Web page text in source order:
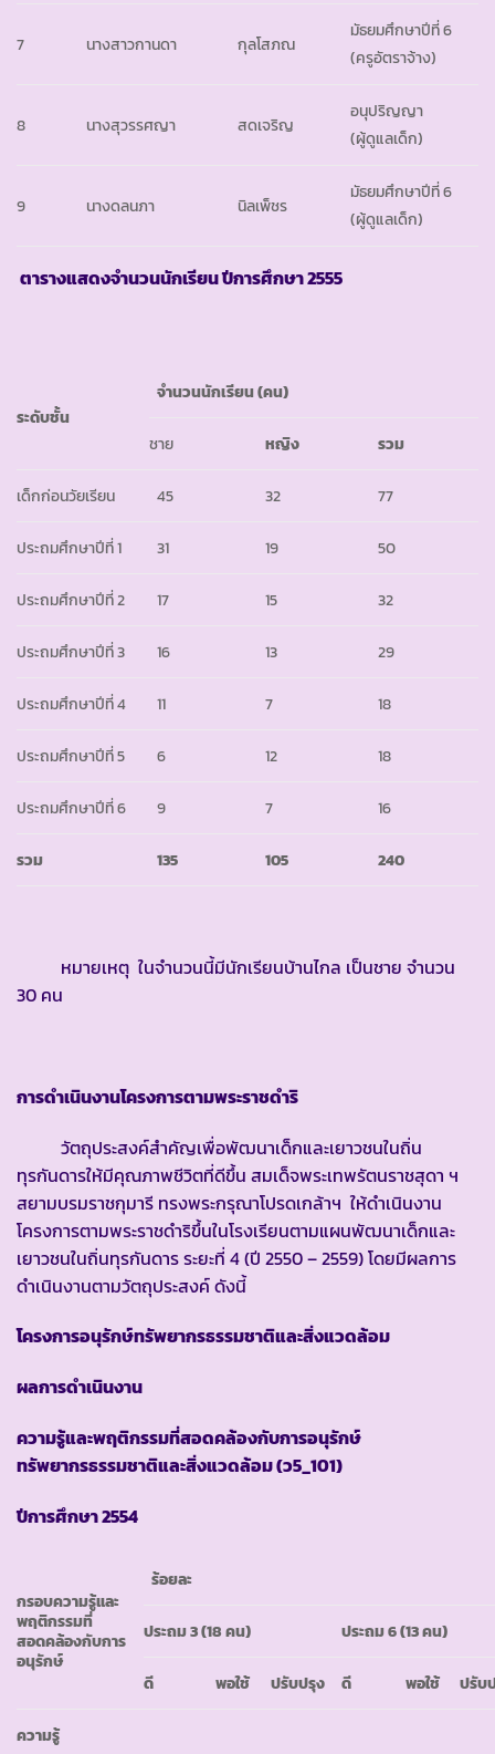
7 นางสาวกานดา กุลโสภณ
มัธยมศึกษาปีที่ 6
(ครูอัตราจ้าง)
8 นางสุวรรศญา สดเจริญ
อนุปริญญา
(ผู้ดูแลเด็ก)
9 นางดลนภา นิลเพ็ชร
มัธยมศึกษาปีที่ 6
(ผู้ดูแลเด็ก)
ตารางแสดงจำนวนนักเรียน ปีการศึกษา2555
ระดับชั้น
จำนวนนักเรียน(คน)
ชาย หญิง รวม
เด็กก่อนวัยเรียน 45 32 77
ประถมศึกษาปีที่ 1 31 19 50
ประถมศึกษาปีที่ 2 17 15 32
ประถมศึกษาปีที่ 3 16 13 29
ประถมศึกษาปีที่ 4 11 7 18
ประถมศึกษาปีที่ 5 6 12 18
ประถมศึกษาปีที่ 6 9 7 16
รวม 135 105 240
หมายเหตุ ในจำนวนนี้มีนักเรียนบ้านไกล เป็นชาย จำนวน
30 คน
การดำเนินงานโครงการตามพระราชดำริ
วัตถุประสงค์สำคัญเพื่อพัฒนาเด็กและเยาวชนในถิ่น
ทุรกันดารให้มีคุณภาพชีวิตที่ดีขึ้น สมเด็จพระเทพรัตนราชสุดา ฯ
สยามบรมราชกุมารี ทรงพระกรุณาโปรดเกล้าฯ ให้ดำเนินงาน
โครงการตามพระราชดำริขึ้นในโรงเรียนตามแผนพัฒนาเด็กและ
เยาวชนในถิ่นทุรกันดาร ระยะที่ 4 (ปี 2550 – 2559) โดยมีผลการ
ดำเนินงานตามวัตถุประสงค์ ดังนี้
โครงการอนุรักษ์ทรัพยากรธรรมชาติและสิ่งแวดล้อม
ผลการดำเนินงาน
ความรู้และพฤติกรรมที่สอดคล้องกับการอนุรักษ์
ทรัพยากรธรรมชาติและสิ่งแวดล้อม(ว5_101)
ปีการศึกษา2554
กรอบความรู้และ
พฤติกรรมที่
สอดคล้องกับการ
อนุรักษ์
ร้อยละ
ประถม3 (18 คน) ประถม6 (13 คน)
ดี พอใช้ ปรับปรุง ดี พอใช้ ปรับ
ความรู้